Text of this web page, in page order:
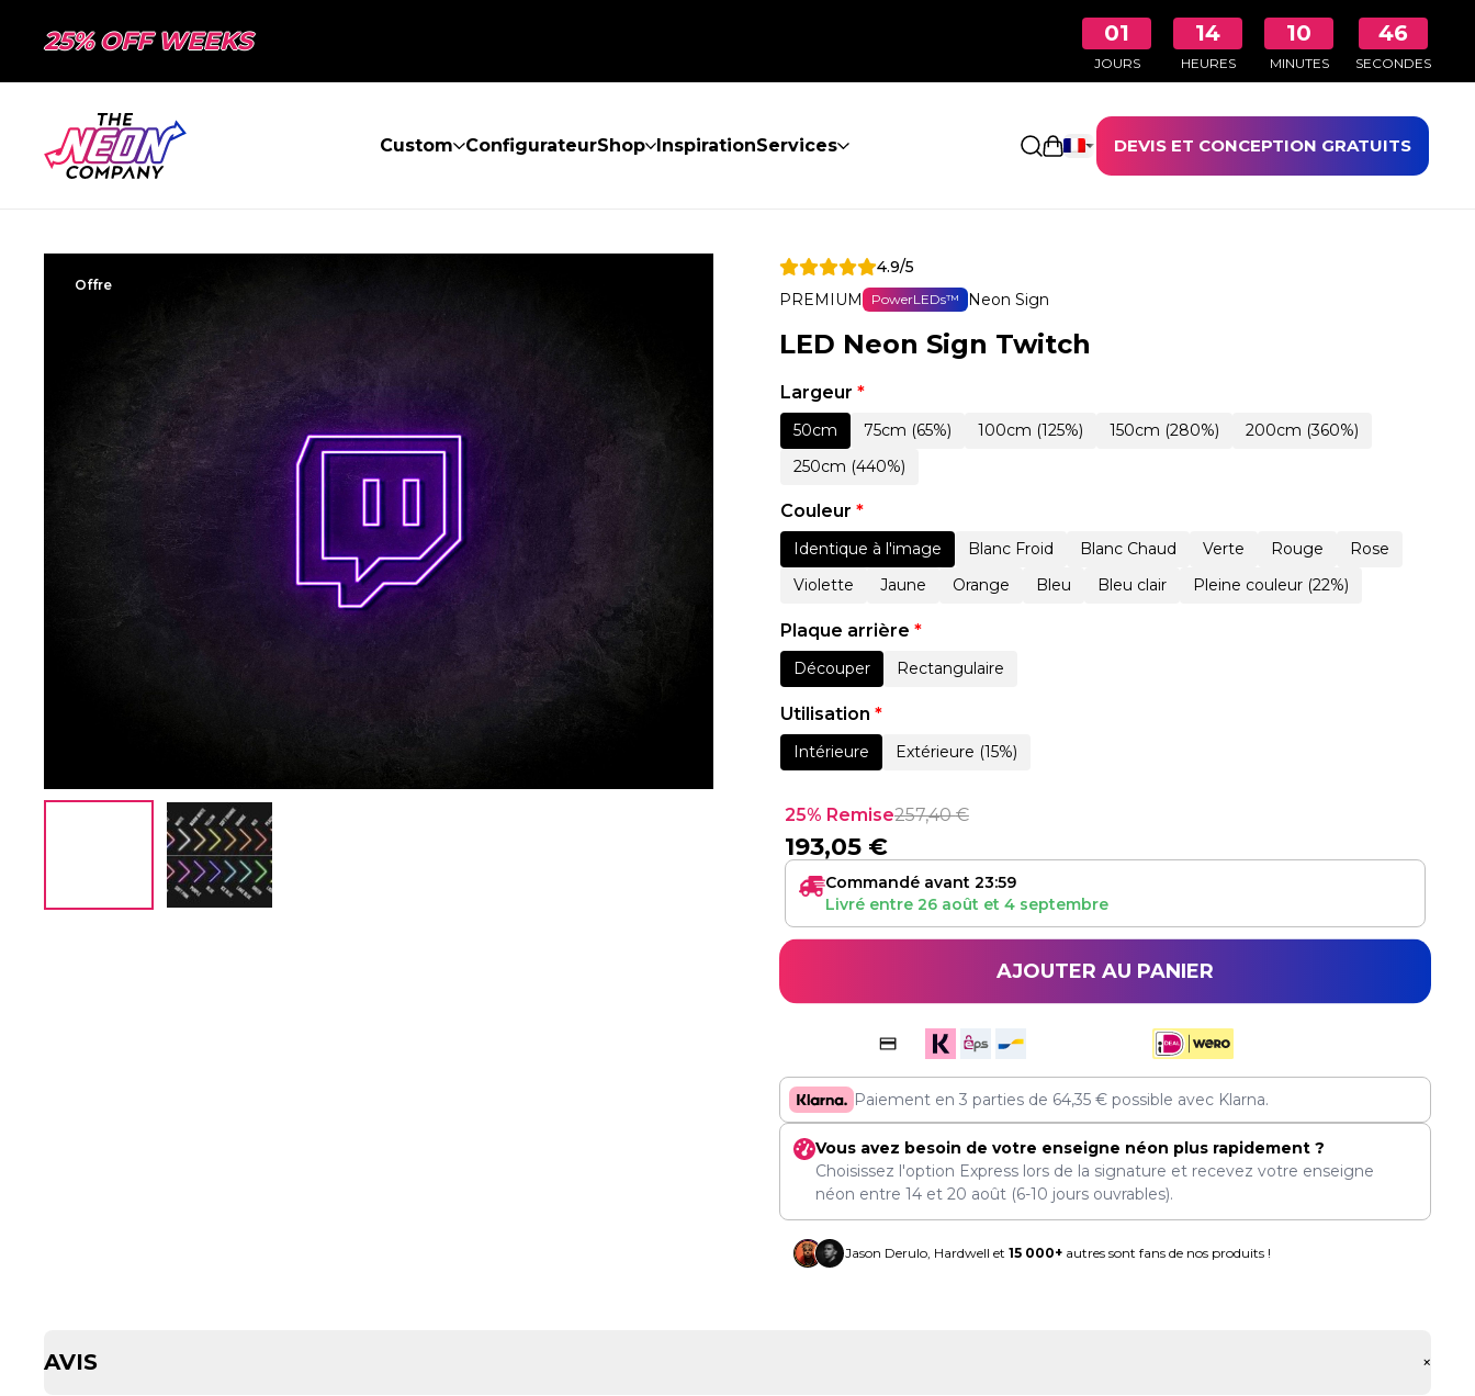
25% OFF WEEKS 01
JOURS
14
HEURES
10
MINUTES
45
SECONDES
Custom ConfigurateurShop InspirationServices Ouvrir le panierDEVIS ET CONCEPTION GRATUITS
Offre
4.9/5
PREMIUM
PowerLEDs™ Neon Sign
LED Neon Sign Twitch
Largeur *
50cm 75cm (65%) 100cm (125%) 150cm (280%)
200cm (360%)
250cm (440%)
Couleur *
Identique à l'image Blanc Froid Blanc Chaud Verte Rouge
Rose
Violette
Jaune Orange Bleu Bleu clair Pleine couleur (22%)
Plaque arrière *
Découper Rectangulaire
Utilisation *
Intérieure Extérieure (15%)
25% Remise257,40€
193,05 €
Commandé avant 23:59
Livré entre 26 août et 4 septembre
AJOUTER AU PANIER
Paiement en 3 parties de 64,35€ possible avec Klarna.
Vous avez besoin de votre enseigne néon plus rapidement ?
Choisissez l'option Express lors de la signature et recevez votre enseigne
néon entre 14et 20 août(6-10 jours ouvrables).
Jason Derulo, Hardwell et 15 000+autres sont fans de nos produits !
AVIS +